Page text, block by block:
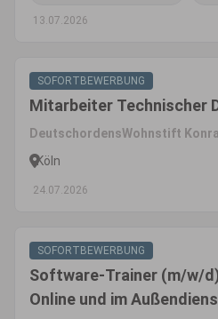
13.07.2026
SOFORTBEWERBUNG
Mitarbeiter Technischer
DeutschordensWohnstift
Köln
24.07.2026
SOFORTBEWERBUNG
Software-Trainer (m/w/
Online und im